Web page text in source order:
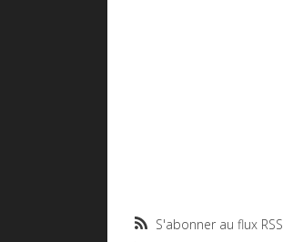
S'abonner au flux RSS